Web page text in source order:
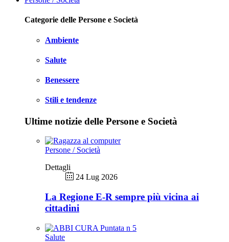
Categorie delle Persone e Società
Ambiente
Salute
Benessere
Stili e tendenze
Ultime notizie delle Persone e Società
Persone / Società
Dettagli
24 Lug 2026
La Regione E-R sempre più vicina ai
cittadini
Salute